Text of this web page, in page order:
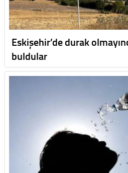
Eskişehir’de durak
buldular